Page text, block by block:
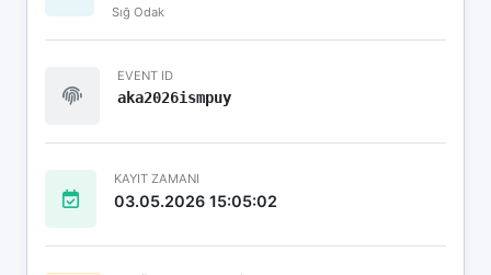
Sığ Odak
EVENT ID
aka2026ismpuy
KAYIT ZAMANI
03.05.2026 15:05:02